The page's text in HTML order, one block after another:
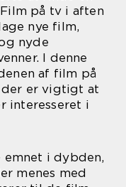
på tv i aften
nye film,
nyde
I denne
af film på
er vigtigt at
interesseret i
i dybden,
menes med